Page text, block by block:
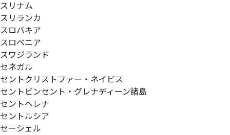
スリナム
スリランカ
スロバキア
スロベニア
スワジランド
セネガル
セントクリストファー・ネイビス
セントビンセント・グレナディーン諸島
セントヘレナ
セントルシア
セーシェル